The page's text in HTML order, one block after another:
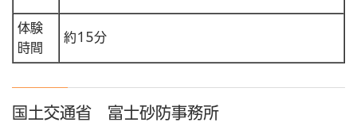
体験
時間
約15分
国土交通省 富士砂防事務所